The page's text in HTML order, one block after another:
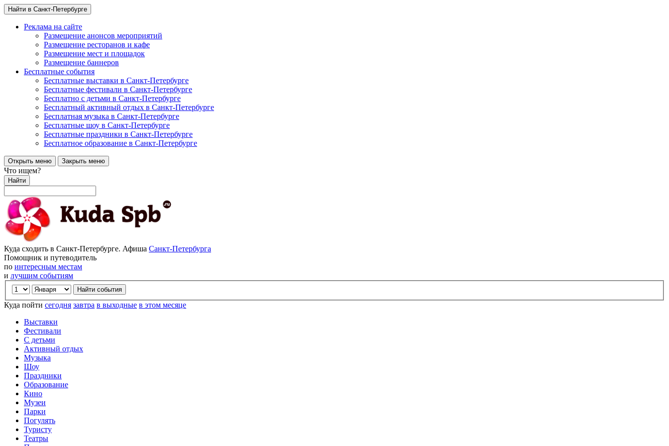
Найти в Санкт-Петербурге
Реклама на сайте
Размещение анонсов мероприятий
Размещение ресторанов и кафе
Размещение мест и площадок
Размещение баннеров
Бесплатные события
Бесплатные выставки в Санкт-Петербурге
Бесплатные фестивали в Санкт-Петербурге
Бесплатно с детьми в Санкт-Петербурге
Бесплатный активный отдых в Санкт-Петербурге
Бесплатная музыка в Санкт-Петербурге
Бесплатные шоу в Санкт-Петербурге
Бесплатные праздники в Санкт-Петербурге
Бесплатное образование в Санкт-Петербурге
Открыть меню Закрыть меню
Что ищем?
Найти
Куда сходить в Санкт-Петербурге. Афиша Санкт-Петербурга
Помощник и путеводитель
по интересным местам
и лучшим событиям
Куда пойти сегодня завтра в выходные в этом месяце
Выставки
Фестивали
С детьми
Активный отдых
Музыка
Шоу
Праздники
Образование
Кино
Музеи
Парки
Погулять
Туристу
Театры